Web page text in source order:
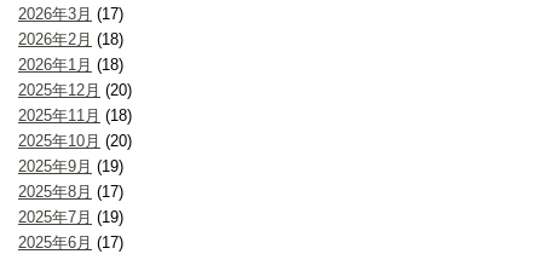
2026年3月 (17)
2026年2月 (18)
2026年1月 (18)
2025年12月 (20)
2025年11月 (18)
2025年10月 (20)
2025年9月 (19)
2025年8月 (17)
2025年7月 (19)
2025年6月 (17)